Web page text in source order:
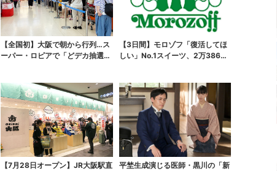
【全国初】大阪で朝から行列…ス
ーパー・ロピアで「どデカ抽選
【3日間】モロゾフ「復活してほ
しい」No.1スイーツ、2万3865
【7月28日オープン】JR大阪駅直
平埜生成演じる医師・黒川の「新